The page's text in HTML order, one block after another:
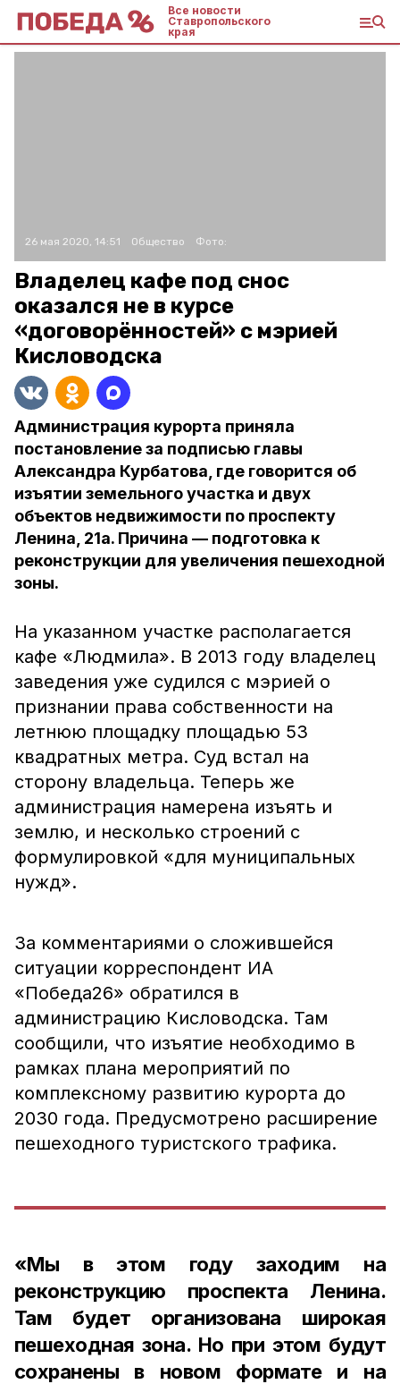
Все новости
Ставропольского
края
26 мая 2020, 14:51 Общество Фото:
Владелец кафе под снос
оказался не в курсе
«договорённостей» с мэрией
Кисловодска
Администрация курорта приняла
постановление за подписью главы
Александра Курбатова, где говорится об
изъятии земельного участка и двух
объектов недвижимости по проспекту
Ленина, 21а. Причина — подготовка к
реконструкции для увеличения пешеходной
зоны.
На указанном участке располагается
кафе «Людмила». В 2013 году владелец
заведения уже судился с мэрией о
признании права собственности на
летнюю площадку площадью 53
квадратных метра. Суд встал на
сторону владельца. Теперь же
администрация намерена изъять и
землю, и несколько строений с
формулировкой «для муниципальных
нужд».
За комментариями о сложившейся
ситуации корреспондент ИА
«Победа26» обратился в
администрацию Кисловодска. Там
сообщили, что изъятие необходимо в
рамках плана мероприятий по
комплексному развитию курорта до
2030 года. Предусмотрено расширение
пешеходного туристского трафика.
«Мы в этом году заходим на
реконструкцию проспекта Ленина.
Там будет организована широкая
пешеходная зона. Но при этом будут
сохранены в новом формате и на